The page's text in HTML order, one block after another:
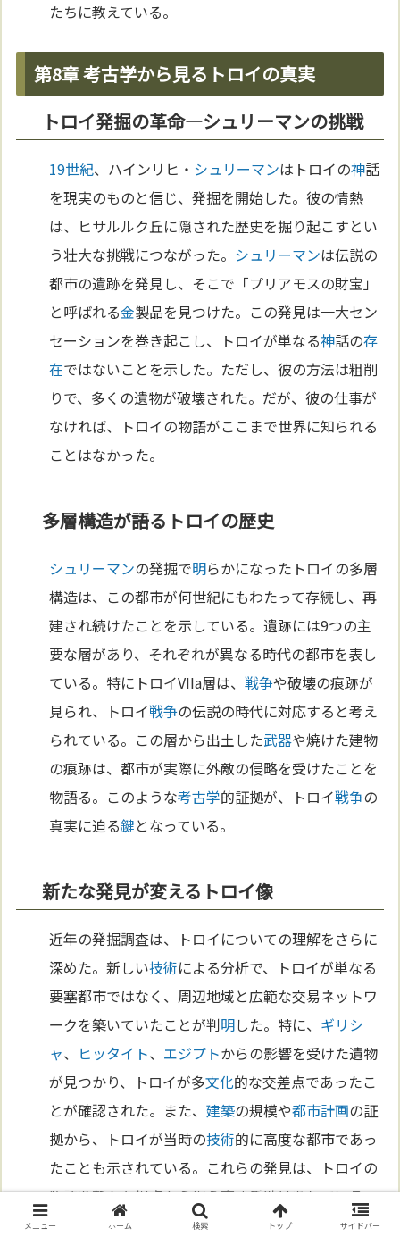
たちに教えている。
第8章 考古学から見るトロイの真実
トロイ発掘の革命—シュリーマンの挑戦
19世紀、ハインリヒ・ シュリーマンはトロイの神話
を現実のものと信じ、発掘を開始した。彼の情熱
は、ヒサルルク丘に隠された歴史を掘り起こすとい
う壮大な挑戦につながった。 シュリーマンは伝説の
都市の遺跡を発見し、そこで「プリアモスの財宝」
と呼ばれる金製品を見つけた。この発見は一大セン
セーションを巻き起こし、トロイが単なる神話の存
在ではないことを示した。ただし、彼の方法は粗削
りで、多くの遺物が破壊された。だが、彼の仕事が
なければ、トロイの物語がここまで世界に知られる
ことはなかった。
多層構造が語るトロイの歴史
シュリーマンの発掘で明らかになったトロイの多層
構造は、この都市が何世紀にもわたって存続し、再
建され続けたことを示している。遺跡には9つの主
要な層があり、それぞれが異なる時代の都市を表し
ている。特にトロイVIIa層は、戦争や破壊の痕跡が
見られ、トロイ戦争の伝説の時代に対応すると考え
られている。この層から出土した武器や焼けた建物
の痕跡は、都市が実際に外敵の侵略を受けたことを
物語る。このような考古学的証拠が、トロイ戦争の
真実に迫る鍵となっている。
新たな発見が変えるトロイ像
近年の発掘調査は、トロイについての理解をさらに
深めた。新しい技術による分析で、トロイが単なる
要塞都市ではなく、周辺地域と広範な交易ネットワ
ークを築いていたことが判明した。特に、 ギリシ
ャ、 ヒッタイト、 エジプトからの影響を受けた遺物
が見つかり、トロイが多文化的な交差点であったこ
とが確認された。また、建築の規模や都市計画の証
拠から、トロイが当時の技術的に高度な都市であっ
たことも示されている。これらの発見は、トロイの
物語を新たな視点から捉え直す手助けをしている。
メニュー ホーム 検索 トップ サイドバー